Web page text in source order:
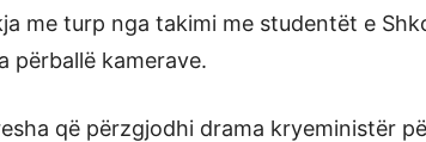
me turp nga takimi me studentët e
përballë kamerave.
që përzgjodhi drama kryeministër